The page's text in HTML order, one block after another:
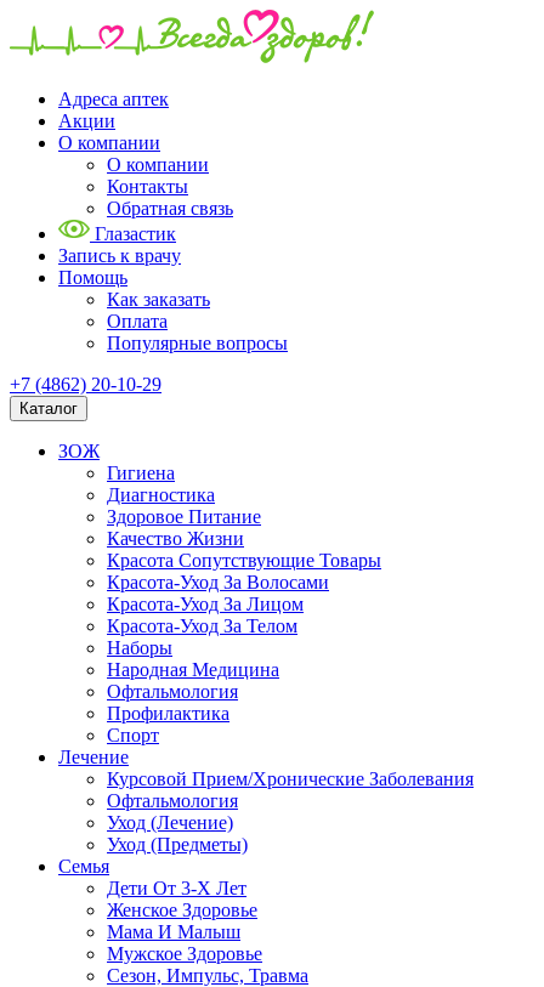
Адреса аптек
Акции
О компании
О компании
Контакты
Обратная связь
Глазастик
Запись к врачу
Помощь
Как заказать
Оплата
Популярные вопросы
+7 (4862) 20-10-29
Каталог
ЗОЖ
Гигиена
Диагностика
Здоровое Питание
Качество Жизни
Красота Сопутствующие Товары
Красота-Уход За Волосами
Красота-Уход За Лицом
Красота-Уход За Телом
Наборы
Народная Медицина
Офтальмология
Профилактика
Спорт
Лечение
Курсовой Прием/Хронические Заболевания
Офтальмология
Уход (Лечение)
Уход (Предметы)
Семья
Дети От 3-Х Лет
Женское Здоровье
Мама И Малыш
Мужское Здоровье
Сезон, Импульс, Травма